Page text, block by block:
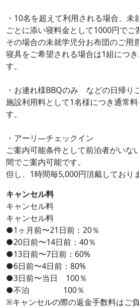
・10名を超えて利用される場合、
ごとに添い寝料金として1000円でご
その場合の未就学児分お布団のご用
寝具をご希望される場合は1組につ
す。
・お連れ様BBQのみ などの日帰り
施設利用料として1名様につき通常
す。
・アーリ―チェックイン
ご案内可能条件として前泊者がいな
間でご案内可能です。
但し、1時間毎5,000円頂戴しており
キャンセル料
キャンセル料
キャンセル料
●1ヶ月前〜21日前：20％
●20日前〜14日前：40％
●13日前〜7日前：60%
●6日前〜4日前：80%
●3日前〜当日 100％
●不泊 100％
※キャンセルの際の返金手数料はご